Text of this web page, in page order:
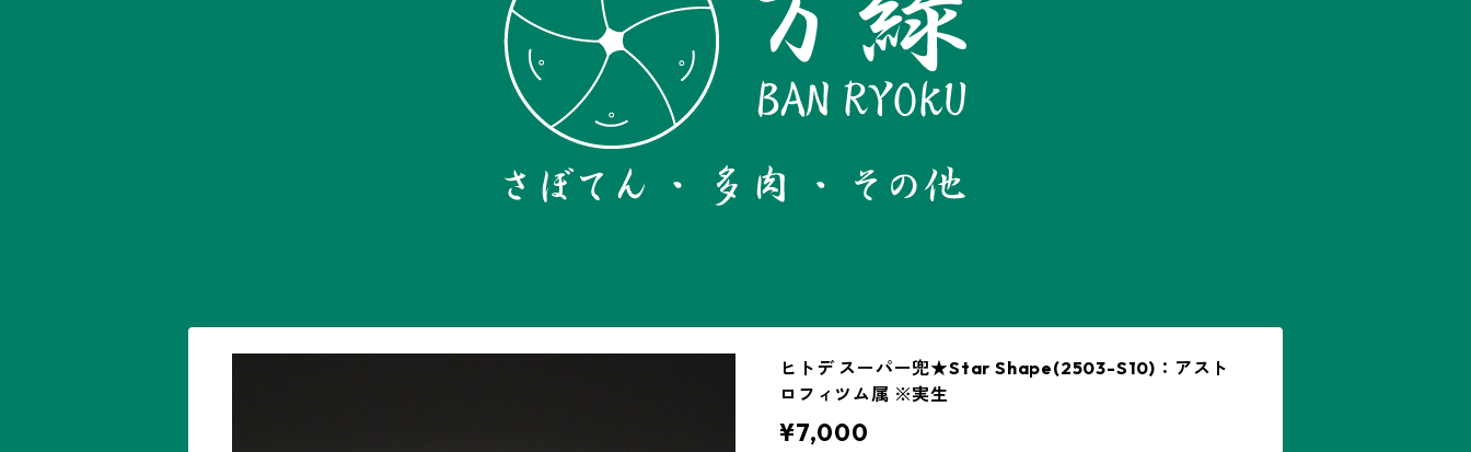
ヒトデ スーパー兜★Star Shape(2503-S10)：アスト
ロフィツム属 ※実生
¥7,000